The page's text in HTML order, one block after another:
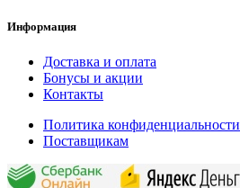
Информация
Доставка и оплата
Бонусы и акции
Контакты
Политика конфиденциальности
Поставщикам